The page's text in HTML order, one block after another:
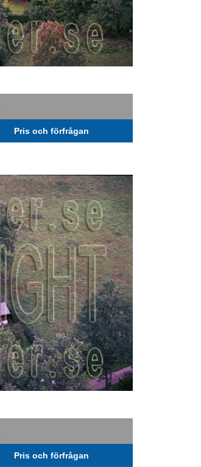
Pris och förfrågan
Pris och förfrågan